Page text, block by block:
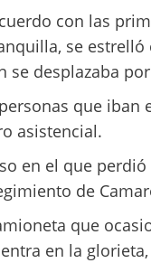
con las
se
se desplazaba
que iban
asistencial.
en el que
de
que
en la